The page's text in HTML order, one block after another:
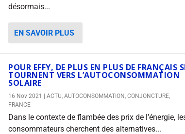
désormais...
EN SAVOIR PLUS
POUR EFFY, DE PLUS EN PLUS DE FRANÇAIS
TOURNENT VERS L’AUTOCONSOMMATION
SOLAIRE
16 Nov 2021 ACTU, AUTOCONSOMMATION, CONJONCTURE,
FRANCE
Dans le contexte de flambée des prix de l’énergie,
consommateurs cherchent des alternatives...